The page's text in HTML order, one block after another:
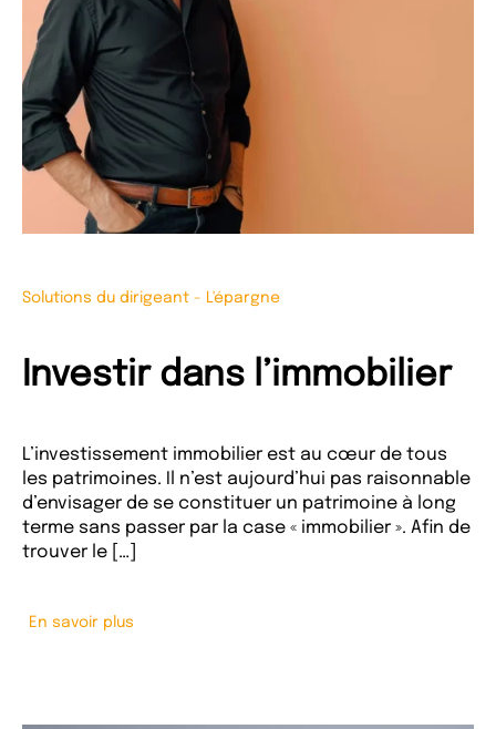
Solutions du dirigeant - L'épargne
Investir dans l’immobilier
L’investissement immobilier est au cœur de tous
les patrimoines. Il n’est aujourd’hui pas raisonnable
d’envisager de se constituer un patrimoine à long
terme sans passer par la case « immobilier ». Afin de
trouver le […]
En savoir plus